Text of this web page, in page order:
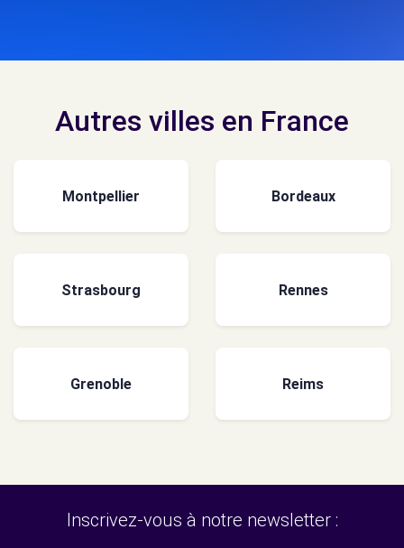
Autres villes en France
Montpellier Bordeaux
Strasbourg Rennes
Grenoble Reims
Inscrivez-vous à notre newsletter :